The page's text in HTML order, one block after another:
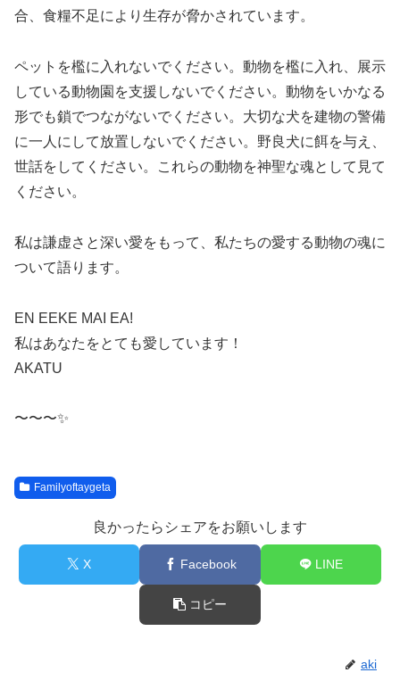
合、食糧不足により生存が脅かされています。
ペットを檻に入れないでください。動物を檻に入れ、展示
している動物園を支援しないでください。動物をいかなる
形でも鎖でつながないでください。大切な犬を建物の警備
に一人にして放置しないでください。野良犬に餌を与え、
世話をしてください。これらの動物を神聖な魂として見て
ください。
私は謙虚さと深い愛をもって、私たちの愛する動物の魂に
ついて語ります。
EN EEKE MAI EA!
私はあなたをとても愛しています！
AKATU
〜〜〜✨
Familyoftaygeta
良かったらシェアをお願いします
X Facebook LINE
コピー
aki